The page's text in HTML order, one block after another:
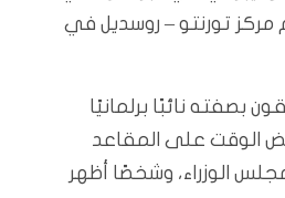
مركز تورنتو – روسديل في
بصفته نائبًا برلمانيًا
الوقت على المقاعد
الوزراء، وشخصًا أظهر